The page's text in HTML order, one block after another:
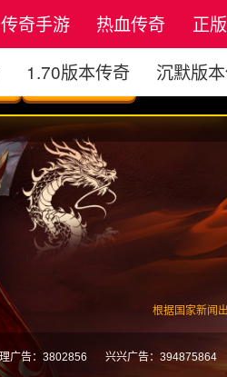
传奇手游 热血传奇
正
1.70版本传奇 沉默版